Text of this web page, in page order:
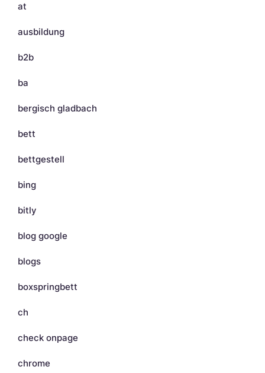
at
ausbildung
b2b
ba
bergisch gladbach
bett
bettgestell
bing
bitly
blog google
blogs
boxspringbett
ch
check onpage
chrome